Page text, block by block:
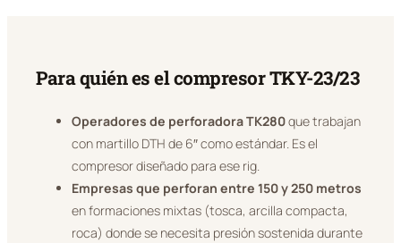
Para quién es el compresor TKY-23/23
Operadores de perforadora TK280que trabajan
con martillo DTH de 6″ como estándar. Es el
compresor diseñado para ese rig.
Empresas que perforan entre 150 y 250 metros
en formaciones mixtas (tosca, arcilla compacta,
roca) donde se necesita presión sostenida durante